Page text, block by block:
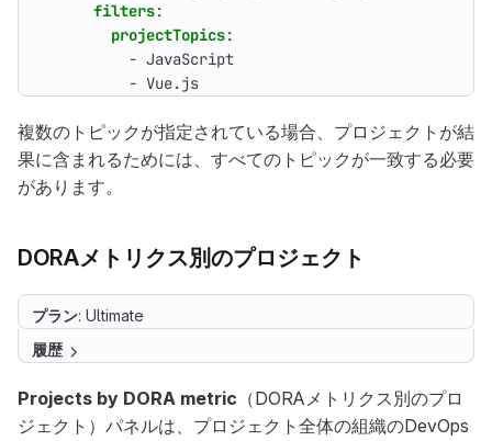
filters:
projectTopics:
- JavaScript
- Vue.js
複数のトピックが指定されている場合、プロジェクトが結
果に含まれるためには、すべてのトピックが一致する必要
があります。
DORAメトリクス別のプロジェクト
プラン: Ultimate
履歴
Projects by DORA metric （DORAメトリクス別のプロ
ジェクト）パネルは、プロジェクト全体の組織のDevOps